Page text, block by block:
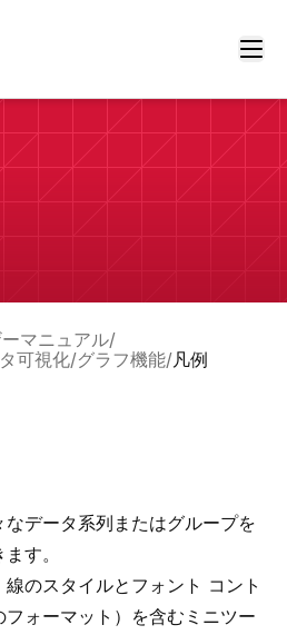
マニュアル
可視化 グラフ機能 凡例
データ系列またはグループを
す。
のスタイルとフォント コント
ォーマット ）を含むミニツー